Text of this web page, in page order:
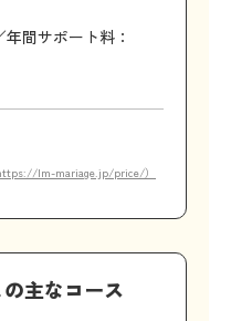
間サポート料：
https://lm-mariage.jp/price/）
主なコース